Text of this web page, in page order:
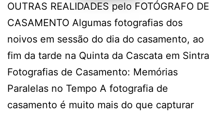
OUTRAS REALIDADES pelo FOTÓGRAFO DE
CASAMENTO Algumas fotografias dos
noivos em sessão do dia do casamento, ao
fim da tarde na Quinta da Cascata em Sintra
Fotografias de Casamento: Memórias
Paralelas no Tempo A fotografia de
casamento é muito mais do que capturar